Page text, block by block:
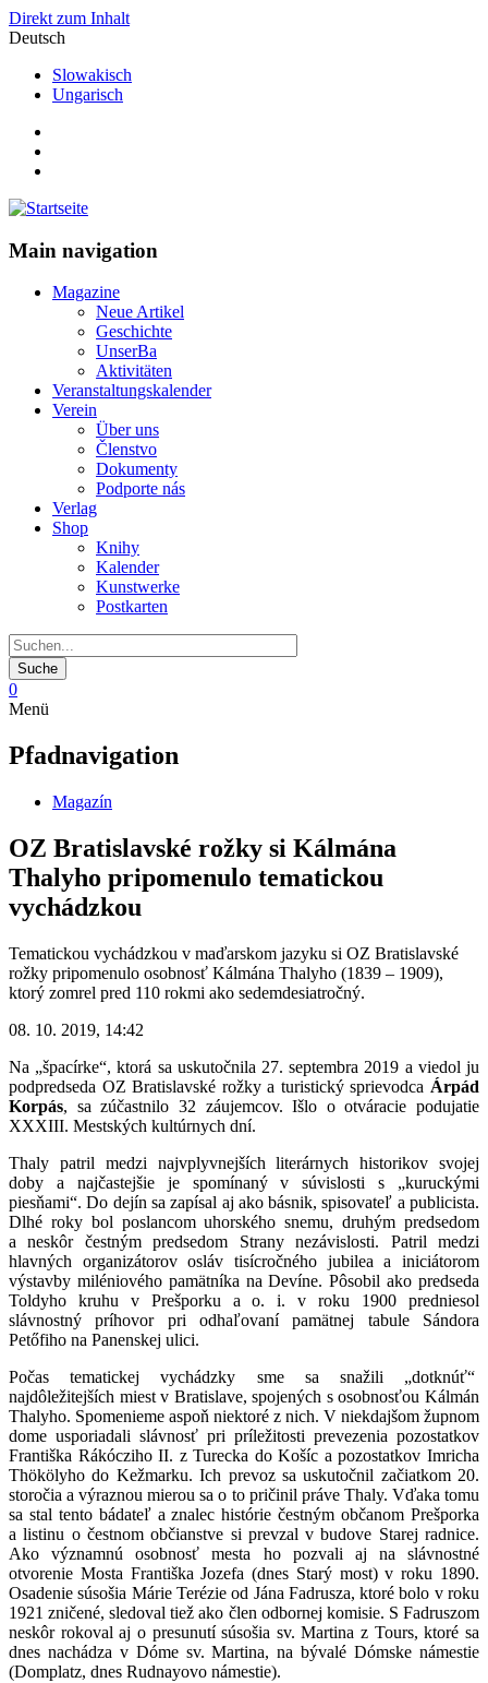
Direkt zum Inhalt
Deutsch
Slowakisch
Ungarisch
Main navigation
Magazine
Neue Artikel
Geschichte
UnserBa
Aktivitäten
Veranstaltungskalender
Verein
Über uns
Členstvo
Dokumenty
Podporte nás
Verlag
Shop
Knihy
Kalender
Kunstwerke
Postkarten
0
Menü
Pfadnavigation
Magazín
OZ Bratislavské rožky si Kálmána
Thalyho pripomenulo tematickou
vychádzkou
Tematickou vychádzkou v maďarskom jazyku si OZ Bratislavské
rožky pripomenulo osobnosť Kálmána Thalyho (1839 – 1909),
ktorý zomrel pred 110 rokmi ako sedemdesiatročný.
08. 10. 2019, 14:42
Na „špacírke“, ktorá sa uskutočnila 27. septembra 2019 a viedol ju
podpredseda OZ Bratislavské rožky a turistický sprievodca Árpád
Korpás, sa zúčastnilo 32 záujemcov. Išlo o otváracie podujatie
XXXIII. Mestských kultúrnych dní.
Thaly patril medzi najvplyvnejších literárnych historikov svojej
doby a najčastejšie je spomínaný v súvislosti s „kuruckými
piesňami“. Do dejín sa zapísal aj ako básnik, spisovateľ a publicista.
Dlhé roky bol poslancom uhorského snemu, druhým predsedom
a neskôr čestným predsedom Strany nezávislosti. Patril medzi
hlavných organizátorov osláv tisícročného jubilea a iniciátorom
výstavby miléniového pamätníka na Devíne. Pôsobil ako predseda
Toldyho kruhu v Prešporku a o. i. v roku 1900 predniesol
slávnostný príhovor pri odhaľovaní pamätnej tabule Sándora
Petőfiho na Panenskej ulici.
Počas tematickej vychádzky sme sa snažili „dotknúť“
najdôležitejších miest v Bratislave, spojených s osobnosťou Kálmán
Thalyho. Spomenieme aspoň niektoré z nich. V niekdajšom župnom
dome usporiadali slávnosť pri príležitosti prevezenia pozostatkov
Františka Rákócziho II. z Turecka do Košíc a pozostatkov Imricha
Thökölyho do Kežmarku. Ich prevoz sa uskutočnil začiatkom 20.
storočia a výraznou mierou sa o to pričinil práve Thaly. Vďaka tomu
sa stal tento bádateľ a znalec histórie čestným občanom Prešporka
a listinu o čestnom občianstve si prevzal v budove Starej radnice.
Ako významnú osobnosť mesta ho pozvali aj na slávnostné
otvorenie Mosta Františka Jozefa (dnes Starý most) v roku 1890.
Osadenie súsošia Márie Terézie od Jána Fadrusza, ktoré bolo v roku
1921 zničené, sledoval tiež ako člen odbornej komisie. S Fadruszom
neskôr rokoval aj o presunutí súsošia sv. Martina z Tours, ktoré sa
dnes nachádza v Dóme sv. Martina, na bývalé Dómske námestie
(Domplatz, dnes Rudnayovo námestie).